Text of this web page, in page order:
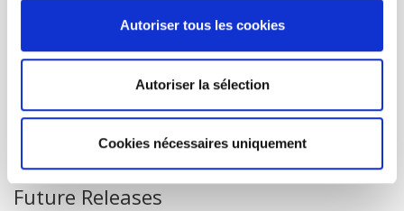
Autoriser tous les cookies
Autoriser la sélection
Cookies nécessaires uniquement
FOREIGN RIGHTS
CONDITIONS OF SALE
Future Releases